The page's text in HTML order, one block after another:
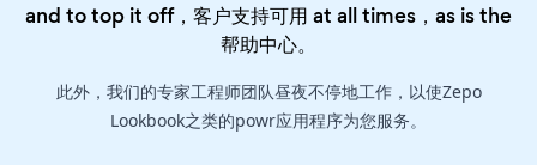
and to top it off，客户支持可用 at all times，as is the
帮助中心。
此外，我们的专家工程师团队昼夜不停地工作，以使Zepo
Lookbook之类的powr应用程序为您服务。